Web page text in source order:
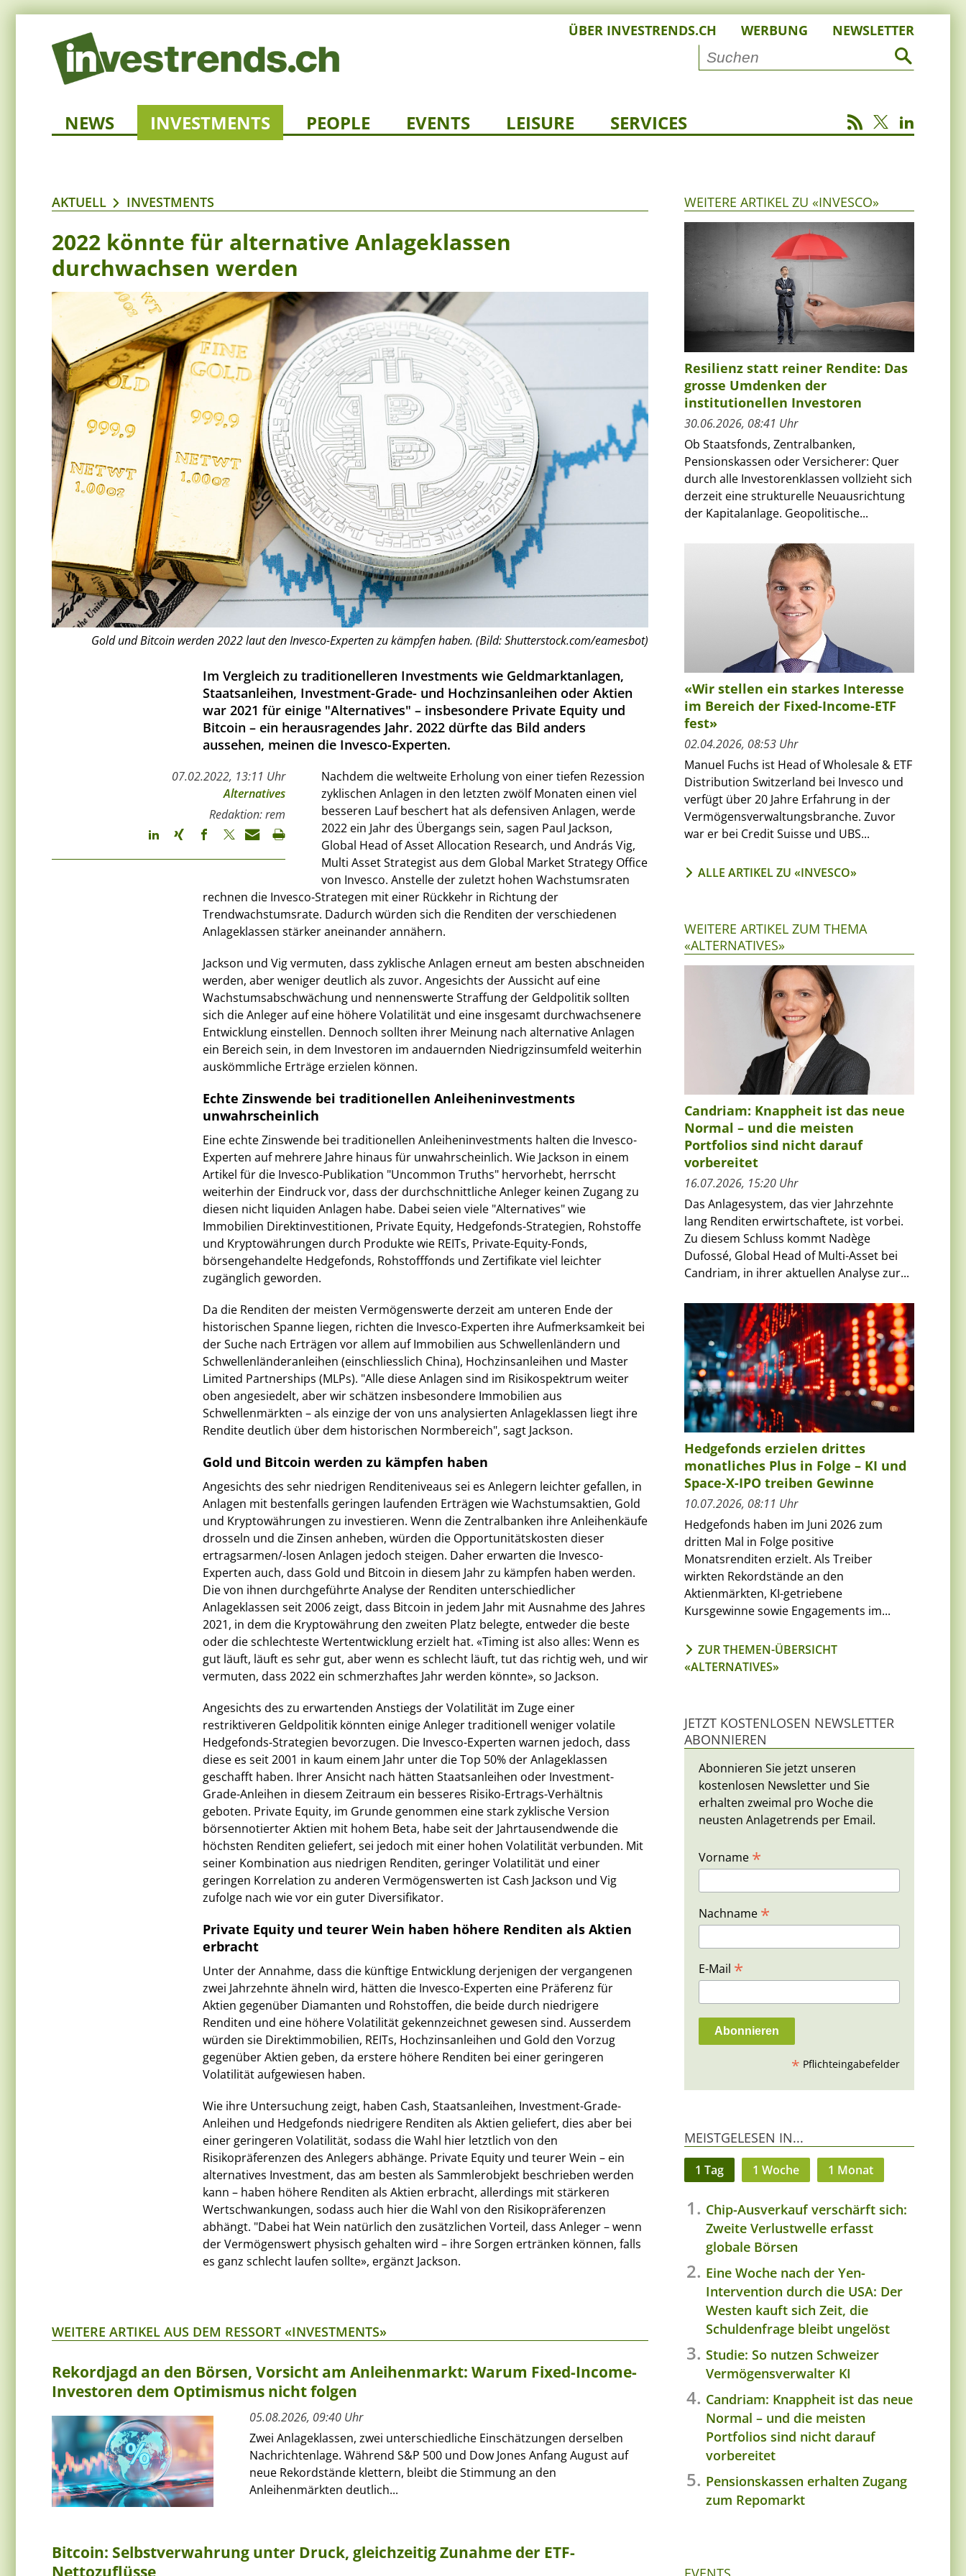
ÜBER INVESTRENDS.CH WERBUNG NEWSLETTER
NEWS INVESTMENTS PEOPLE EVENTS LEISURE SERVICES
AKTUELL INVESTMENTS
2022 könnte für alternative Anlageklassen
durchwachsen werden
Gold und Bitcoin werden 2022 laut den Invesco-Experten zu kämpfen haben. (Bild: Shutterstock.com/eamesbot)
Im Vergleich zu traditionelleren Investments wie Geldmarktanlagen,
Staatsanleihen, Investment-Grade- und Hochzinsanleihen oder Aktien
war 2021 für einige "Alternatives" – insbesondere Private Equity und
Bitcoin – ein herausragendes Jahr. 2022 dürfte das Bild anders
aussehen, meinen die Invesco-Experten.
07.02.2022, 13:11 Uhr
Alternatives
Redaktion: rem
Nachdem die weltweite Erholung von einer tiefen Rezession
zyklischen Anlagen in den letzten zwölf Monaten einen viel
besseren Lauf beschert hat als defensiven Anlagen, werde
2022 ein Jahr des Übergangs sein, sagen Paul Jackson,
Global Head of Asset Allocation Research, und András Vig,
Multi Asset Strategist aus dem Global Market Strategy Office
von Invesco. Anstelle der zuletzt hohen Wachstumsraten
rechnen die Invesco-Strategen mit einer Rückkehr in Richtung der
Trendwachstumsrate. Dadurch würden sich die Renditen der verschiedenen
Anlageklassen stärker aneinander annähern.
Jackson und Vig vermuten, dass zyklische Anlagen erneut am besten abschneiden
werden, aber weniger deutlich als zuvor. Angesichts der Aussicht auf eine
Wachstumsabschwächung und nennenswerte Straffung der Geldpolitik sollten
sich die Anleger auf eine höhere Volatilität und eine insgesamt durchwachsenere
Entwicklung einstellen. Dennoch sollten ihrer Meinung nach alternative Anlagen
ein Bereich sein, in dem Investoren im andauernden Niedrigzinsumfeld weiterhin
auskömmliche Erträge erzielen können.
Echte Zinswende bei traditionellen Anleiheninvestments
unwahrscheinlich
Eine echte Zinswende bei traditionellen Anleiheninvestments halten die Invesco-
Experten auf mehrere Jahre hinaus für unwahrscheinlich. Wie Jackson in einem
Artikel für die Invesco-Publikation "Uncommon Truths" hervorhebt, herrscht
weiterhin der Eindruck vor, dass der durchschnittliche Anleger keinen Zugang zu
diesen nicht liquiden Anlagen habe. Dabei seien viele "Alternatives" wie
Immobilien Direktinvestitionen, Private Equity, Hedgefonds-Strategien, Rohstoffe
und Kryptowährungen durch Produkte wie REITs, Private-Equity-Fonds,
börsengehandelte Hedgefonds, Rohstofffonds und Zertifikate viel leichter
zugänglich geworden.
Da die Renditen der meisten Vermögenswerte derzeit am unteren Ende der
historischen Spanne liegen, richten die Invesco-Experten ihre Aufmerksamkeit bei
der Suche nach Erträgen vor allem auf Immobilien aus Schwellenländern und
Schwellenländeranleihen (einschliesslich China), Hochzinsanleihen und Master
Limited Partnerships (MLPs). "Alle diese Anlagen sind im Risikospektrum weiter
oben angesiedelt, aber wir schätzen insbesondere Immobilien aus
Schwellenmärkten – als einzige der von uns analysierten Anlageklassen liegt ihre
Rendite deutlich über dem historischen Normbereich", sagt Jackson.
Gold und Bitcoin werden zu kämpfen haben
Angesichts des sehr niedrigen Renditeniveaus sei es Anlegern leichter gefallen, in
Anlagen mit bestenfalls geringen laufenden Erträgen wie Wachstumsaktien, Gold
und Kryptowährungen zu investieren. Wenn die Zentralbanken ihre Anleihenkäufe
drosseln und die Zinsen anheben, würden die Opportunitätskosten dieser
ertragsarmen/-losen Anlagen jedoch steigen. Daher erwarten die Invesco-
Experten auch, dass Gold und Bitcoin in diesem Jahr zu kämpfen haben werden.
Die von ihnen durchgeführte Analyse der Renditen unterschiedlicher
Anlageklassen seit 2006 zeigt, dass Bitcoin in jedem Jahr mit Ausnahme des Jahres
2021, in dem die Kryptowährung den zweiten Platz belegte, entweder die beste
oder die schlechteste Wertentwicklung erzielt hat. «Timing ist also alles: Wenn es
gut läuft, läuft es sehr gut, aber wenn es schlecht läuft, tut das richtig weh, und wir
vermuten, dass 2022 ein schmerzhaftes Jahr werden könnte», so Jackson.
Angesichts des zu erwartenden Anstiegs der Volatilität im Zuge einer
restriktiveren Geldpolitik könnten einige Anleger traditionell weniger volatile
Hedgefonds-Strategien bevorzugen. Die Invesco-Experten warnen jedoch, dass
diese es seit 2001 in kaum einem Jahr unter die Top 50% der Anlageklassen
geschafft haben. Ihrer Ansicht nach hätten Staatsanleihen oder Investment-
Grade-Anleihen in diesem Zeitraum ein besseres Risiko-Ertrags-Verhältnis
geboten. Private Equity, im Grunde genommen eine stark zyklische Version
börsennotierter Aktien mit hohem Beta, habe seit der Jahrtausendwende die
höchsten Renditen geliefert, sei jedoch mit einer hohen Volatilität verbunden. Mit
seiner Kombination aus niedrigen Renditen, geringer Volatilität und einer
geringen Korrelation zu anderen Vermögenswerten ist Cash Jackson und Vig
zufolge nach wie vor ein guter Diversifikator.
Private Equity und teurer Wein haben höhere Renditen als Aktien
erbracht
Unter der Annahme, dass die künftige Entwicklung derjenigen der vergangenen
zwei Jahrzehnte ähneln wird, hätten die Invesco-Experten eine Präferenz für
Aktien gegenüber Diamanten und Rohstoffen, die beide durch niedrigere
Renditen und eine höhere Volatilität gekennzeichnet gewesen sind. Ausserdem
würden sie Direktimmobilien, REITs, Hochzinsanleihen und Gold den Vorzug
gegenüber Aktien geben, da erstere höhere Renditen bei einer geringeren
Volatilität aufgewiesen haben.
Wie ihre Untersuchung zeigt, haben Cash, Staatsanleihen, Investment-Grade-
Anleihen und Hedgefonds niedrigere Renditen als Aktien geliefert, dies aber bei
einer geringeren Volatilität, sodass die Wahl hier letztlich von den
Risikopräferenzen des Anlegers abhänge. Private Equity und teurer Wein – ein
alternatives Investment, das am besten als Sammlerobjekt beschrieben werden
kann – haben höhere Renditen als Aktien erbracht, allerdings mit stärkeren
Wertschwankungen, sodass auch hier die Wahl von den Risikopräferenzen
abhängt. "Dabei hat Wein natürlich den zusätzlichen Vorteil, dass Anleger – wenn
der Vermögenswert physisch gehalten wird – ihre Sorgen ertränken können, falls
es ganz schlecht laufen sollte», ergänzt Jackson.
WEITERE ARTIKEL AUS DEM RESSORT «INVESTMENTS»
Rekordjagd an den Börsen, Vorsicht am Anleihenmarkt: Warum Fixed-Income-
Investoren dem Optimismus nicht folgen
05.08.2026, 09:40 Uhr
Zwei Anlageklassen, zwei unterschiedliche Einschätzungen derselben
Nachrichtenlage. Während S&P 500 und Dow Jones Anfang August auf
neue Rekordstände klettern, bleibt die Stimmung an den
Anleihenmärkten deutlich...
Bitcoin: Selbstverwahrung unter Druck, gleichzeitig Zunahme der ETF-
Nettozuflüsse
WEITERE ARTIKEL ZU «INVESCO»
Resilienz statt reiner Rendite: Das
grosse Umdenken der
institutionellen Investoren
30.06.2026, 08:41 Uhr
Ob Staatsfonds, Zentralbanken,
Pensionskassen oder Versicherer: Quer
durch alle Investorenklassen vollzieht sich
derzeit eine strukturelle Neuausrichtung
der Kapitalanlage. Geopolitische...
«Wir stellen ein starkes Interesse
im Bereich der Fixed-Income-ETF
fest»
02.04.2026, 08:53 Uhr
Manuel Fuchs ist Head of Wholesale & ETF
Distribution Switzerland bei Invesco und
verfügt über 20 Jahre Erfahrung in der
Vermögensverwaltungsbranche. Zuvor
war er bei Credit Suisse und UBS...
ALLE ARTIKEL ZU «INVESCO»
WEITERE ARTIKEL ZUM THEMA
«ALTERNATIVES»
Candriam: Knappheit ist das neue
Normal – und die meisten
Portfolios sind nicht darauf
vorbereitet
16.07.2026, 15:20 Uhr
Das Anlagesystem, das vier Jahrzehnte
lang Renditen erwirtschaftete, ist vorbei.
Zu diesem Schluss kommt Nadège
Dufossé, Global Head of Multi-Asset bei
Candriam, in ihrer aktuellen Analyse zur...
Hedgefonds erzielen drittes
monatliches Plus in Folge – KI und
Space-X-IPO treiben Gewinne
10.07.2026, 08:11 Uhr
Hedgefonds haben im Juni 2026 zum
dritten Mal in Folge positive
Monatsrenditen erzielt. Als Treiber
wirkten Rekordstände an den
Aktienmärkten, KI-getriebene
Kursgewinne sowie Engagements im...
ZUR THEMEN-ÜBERSICHT
«ALTERNATIVES»
JETZT KOSTENLOSEN NEWSLETTER
ABONNIEREN
Abonnieren Sie jetzt unseren
kostenlosen Newsletter und Sie
erhalten zweimal pro Woche die
neusten Anlagetrends per Email.
Vorname *
Nachname *
E-Mail *
* Pflichteingabefelder
MEISTGELESEN IN...
1 Tag 1 Woche 1 Monat
Chip-Ausverkauf verschärft sich:
Zweite Verlustwelle erfasst
globale Börsen
Eine Woche nach der Yen-
Intervention durch die USA: Der
Westen kauft sich Zeit, die
Schuldenfrage bleibt ungelöst
Studie: So nutzen Schweizer
Vermögensverwalter KI
Candriam: Knappheit ist das neue
Normal – und die meisten
Portfolios sind nicht darauf
vorbereitet
Pensionskassen erhalten Zugang
zum Repomarkt